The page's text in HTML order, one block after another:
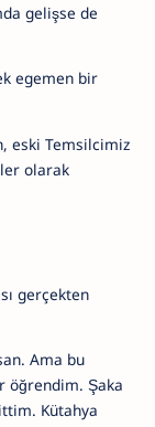
gelişse de
egemen bir
eski Temsilcimiz
olarak
gerçekten
Ama bu
öğrendim. Şaka
Kütahya